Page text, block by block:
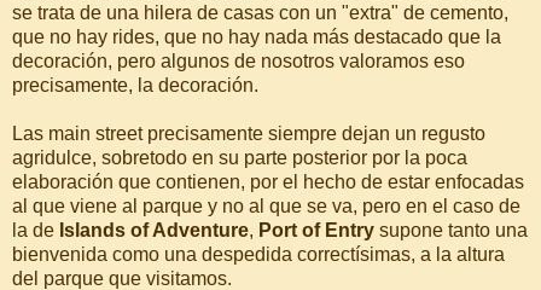
se trata de una hilera de casas con un "extra" de cemento,
que no hay rides, que no hay nada más destacado que la
decoración, pero algunos de nosotros valoramos eso
precisamente, la decoración.
Las main street precisamente siempre dejan un regusto
agridulce, sobretodo en su parte posterior por la poca
elaboración que contienen, por el hecho de estar enfocadas
al que viene al parque y no al que se va, pero en el caso de
la de Islands of Adventure, Port of Entry supone tanto una
bienvenida como una despedida correctísimas, a la altura
del parque que visitamos.